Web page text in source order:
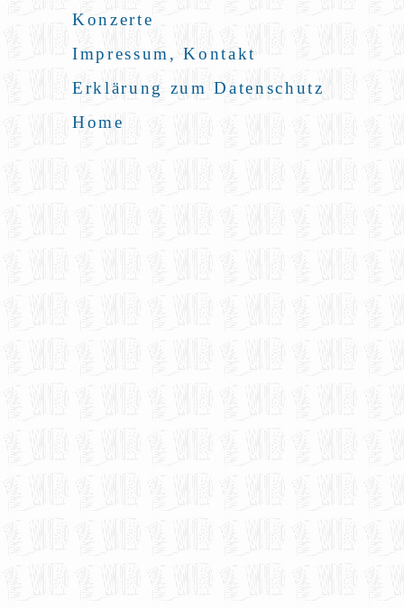
Konzerte
Impressum, Kontakt
Erklärung zum Datenschutz
Home